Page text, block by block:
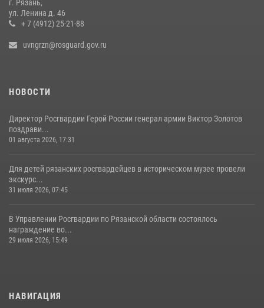
Офицер вневедомственной охраны в эфире «Радио России - Рязань»
рассказал о службе во вневедомственной охране
г. Рязань,
ул. Ленина д. 46
+ 7 (4912) 25-21-88
uvngrzn@rosguard.gov.ru
НОВОСТИ
Директор Росгвардии Герой России генерал армии Виктор Золотов
поздрави...
01 августа 2026, 17:31
Для детей рязанских росгвардейцев в историческом музее провели
экскурс...
31 июля 2026, 07:45
В Управлении Росгвардии по Рязанской области состоялось
награждение во...
29 июля 2026, 15:49
НАВИГАЦИЯ